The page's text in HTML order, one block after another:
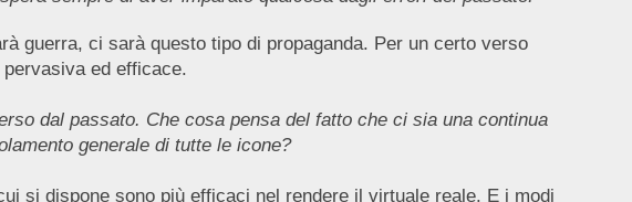
guerra, ci sarà questo tipo di propaganda. Per un certo verso
ed efficace.
dal passato. Che cosa pensa del fatto che ci sia una continua
generale di tutte le icone?
si dispone sono più efficaci nel rendere il virtuale reale. E i modi